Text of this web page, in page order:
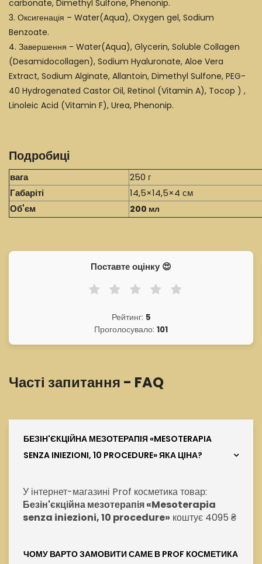
carbonate, Dimethyl Sulfone, Phenonip.
3. Оксигенація – Water(Aqua), Oxygen gel, Sodium
Benzoate.
4. Завершення - Water(Aqua), Glycerin, Soluble Collagen
(Desamidocollagen), Sodium Hyaluronate, Aloe Vera
Extract, Sodium Alginate, Allantoin, Dimethyl Sulfone, PEG-
40 Hydrogenated Castor Oil, Retinol (Vitamin A), Tocop ) ,
Linoleic Acid (Vitamin F), Urea, Phenonip.
Подробиці
вага
250 г
Габаріті
14,5×14,5×4 см
Об'єм
200 мл
Поставте оцінку 😍
Рейтинг: 5
Проголосувало: 101
Часті запитання - FAQ
БЕЗІН'ЄКЦІЙНА МЕЗОТЕРАПІЯ «MESOTERAPIA
SENZA INIEZIONI, 10 PROCEDURE» ЯКА ЦІНА?
У інтернет-магазині Prof косметика товар:
Безін'єкційна мезотерапія «Mesoterapia
senza iniezioni, 10 procedure» коштує 4095 ₴
ЧОМУ ВАРТО ЗАМОВИТИ САМЕ В PROF КОСМЕТИКА